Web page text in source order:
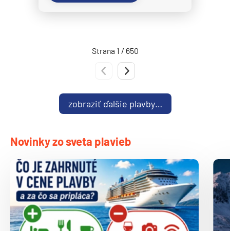
Oceania Cruises
Oceania Allura
Oceania Marina
Oceania Nautica
Oceania Regatta
Oceania Riviera
Oceania Sirena
Strana 1 / 650
Predchádzajúca strana
zobraziť ďalšie plavby…
Novinky zo sveta plavieb